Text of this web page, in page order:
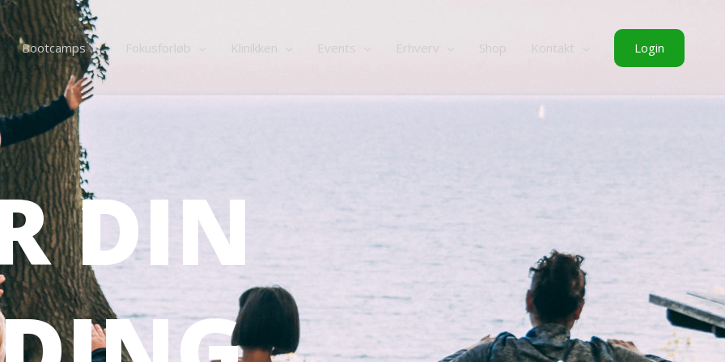
Bootcamps Fokusforløb Klinikken Events Erhverv Shop Kontakt Login
DIN